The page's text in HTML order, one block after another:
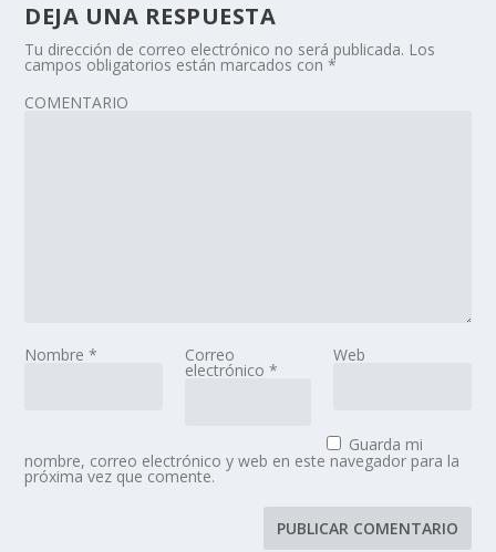
DEJA UNA RESPUESTA
Tu dirección de correo electrónico no será publicada. Los
campos obligatorios están marcados con*
COMENTARIO
Nombre* Correo
electrónico *
Web
Guarda mi
nombre, correo electrónico y web en este navegador para la
próxima vez que comente.